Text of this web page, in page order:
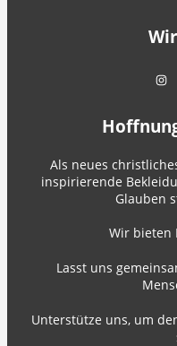
Als neues
inspirierende
Glauben
Wir bieten
Lasst uns
Unterstütze uns, um